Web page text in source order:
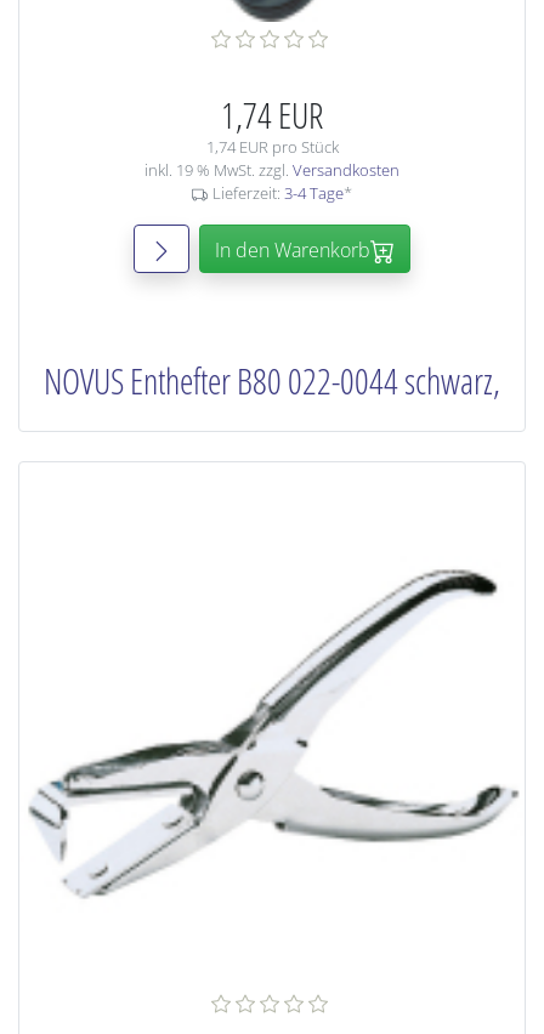
1,74 EUR
1,74 EUR pro Stück
inkl. 19 % MwSt. zzgl. Versandkosten
Lieferzeit: 3-4 Tage*
In den Warenkorb
NOVUS Enthefter B80 022-0044 schwarz,